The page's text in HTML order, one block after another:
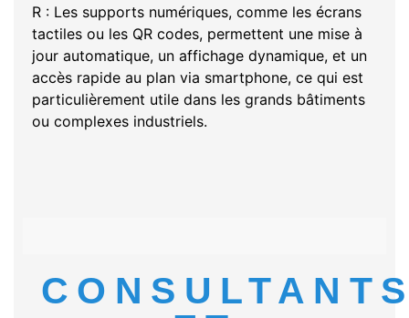
R : Les supports numériques, comme les écrans
tactiles ou les QR codes, permettent une mise à
jour automatique, un affichage dynamique, et un
accès rapide au plan via smartphone, ce qui est
particulièrement utile dans les grands bâtiments
ou complexes industriels.